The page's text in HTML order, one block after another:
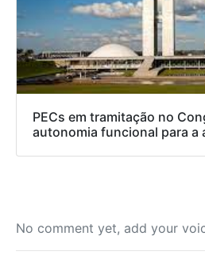
PECs em tramitação no
autonomia funcional para a
No comment yet, add your